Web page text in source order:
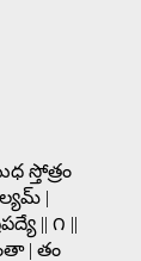
స్తోత్రం
|
|| ౧ ||
| తం